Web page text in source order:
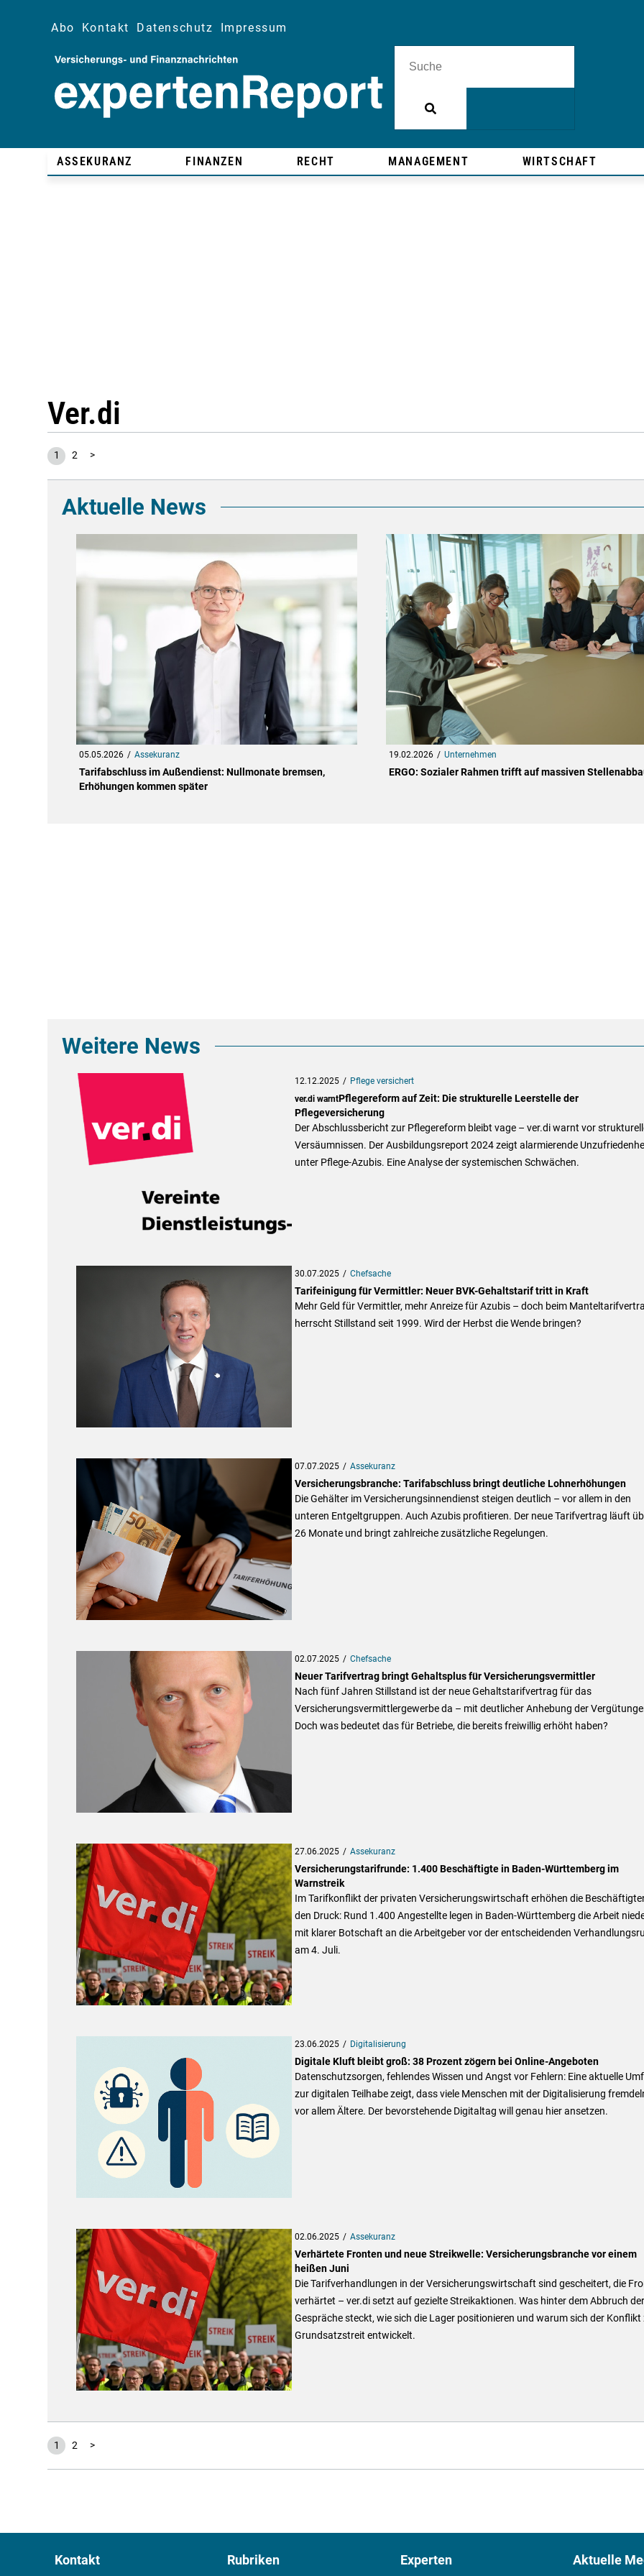
Abo Kontakt Datenschutz Impressum
ASSEKURANZ FINANZEN RECHT MANAGEMENT WIRTSCHAFT
Ver.di
1 2 >
Aktuelle News
05.05.2026 Assekuranz
Tarifabschluss im Außendienst: Nullmonate bremsen,
Erhöhungen kommen später
19.02.2026 Unternehmen
ERGO: Sozialer Rahmen trifft auf massiven
Weitere News
12.12.2025
Pflege versichert
ver.di warntPflegereform auf Zeit: Die strukturelle Leerstelle der
Pflegeversicherung
Der Abschlussbericht zur Pflegereform bleibt vage – ver.di warnt vor
Versäumnissen. Der Ausbildungsreport 2024 zeigt alarmierende
unter Pflege-Azubis. Eine Analyse der systemischen Schwächen.
30.07.2025 Chefsache
Tarifeinigung für Vermittler: Neuer BVK-Gehaltstarif tritt in Kraft
Mehr Geld für Vermittler, mehr Anreize für Azubis – doch beim
herrscht Stillstand seit 1999. Wird der Herbst die Wende bringen?
07.07.2025 Assekuranz
Versicherungsbranche: Tarifabschluss bringt deutliche Lohnerhöhungen
Die Gehälter im Versicherungsinnendienst steigen deutlich – vor allem in den
unteren Entgeltgruppen. Auch Azubis profitieren. Der neue Tarifvertrag läuft
26 Monate und bringt zahlreiche zusätzliche Regelungen.
02.07.2025 Chefsache
Neuer Tarifvertrag bringt Gehaltsplus für Versicherungsvermittler
Nach fünf Jahren Stillstand ist der neue Gehaltstarifvertrag für das
Versicherungsvermittlergewerbe da – mit deutlicher Anhebung der
Doch was bedeutet das für Betriebe, die bereits freiwillig erhöht haben?
27.06.2025 Assekuranz
Versicherungstarifrunde: 1.400 Beschäftigte in Baden-Württemberg im
Warnstreik
Im Tarifkonflikt der privaten Versicherungswirtschaft erhöhen die
den Druck: Rund 1.400 Angestellte legen in Baden-Württemberg die Arbeit
mit klarer Botschaft an die Arbeitgeber vor der entscheidenden
am 4. Juli.
23.06.2025 Digitalisierung
Digitale Kluft bleibt groß: 38 Prozent zögern bei Online-Angeboten
Datenschutzsorgen, fehlendes Wissen und Angst vor Fehlern: Eine aktuelle
zur digitalen Teilhabe zeigt, dass viele Menschen mit der Digitalisierung
vor allem Ältere. Der bevorstehende Digitaltag will genau hier ansetzen.
02.06.2025 Assekuranz
Verhärtete Fronten und neue Streikwelle: Versicherungsbranche vor einem
heißen Juni
Die Tarifverhandlungen in der Versicherungswirtschaft sind gescheitert, die
verhärtet – ver.di setzt auf gezielte Streikaktionen. Was hinter dem Abbruch der
Gespräche steckt, wie sich die Lager positionieren und warum sich der Konflikt
Grundsatzstreit entwickelt.
1 2 >
Kontakt Rubriken Experten Aktuelle